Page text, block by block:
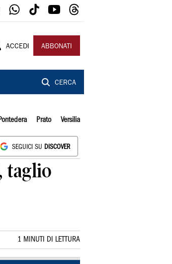
ACCEDI ABBONATI
CERCA
Pontedera Prato Versilia
SEGUICI SU DISCOVER
taglio
1 MINUTI DI LETTURA